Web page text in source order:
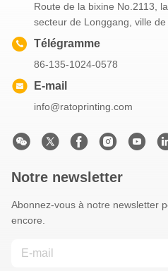
Route de la bixine No.2113,
secteur de Longgang, ville
Télégramme
86-135-1024-0578
E-mail
info@ratoprinting.com
Notre newsletter
Abonnez-vous à notre newsletter
encore.